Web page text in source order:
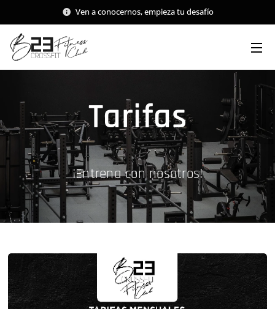
Ven a conocernos, empieza tu desafío
Tarifas
¡Entrena con nosotros!